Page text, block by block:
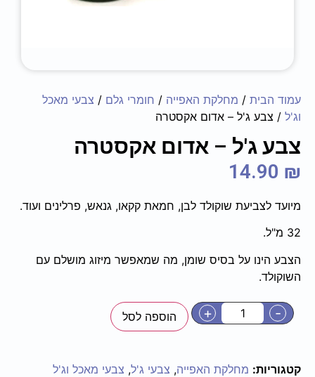
עמוד הבית / מחלקת האפייה / חומרי גלם / צבעי מאכל
וג'ל / צבע ג'ל – אדום אקסטרה
צבע ג'ל – אדום אקסטרה
14.90 ₪
מיועד לצביעת שוקולד לבן, חמאת קקאו, גנאש, פרלינים ועוד.
32 מ"ל.
הצבע הינו על בסיס שומן, מה שמאפשר מיזוג מושלם עם
השוקולד.
-
+ הוספה לסל
קטגוריות: מחלקת האפייה, צבעי ג'ל, צבעי מאכל וג'ל